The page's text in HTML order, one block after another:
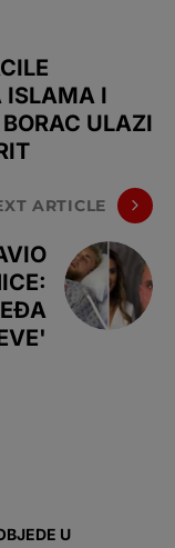
ISLAMA I
ULAZI
ARTICLE
U